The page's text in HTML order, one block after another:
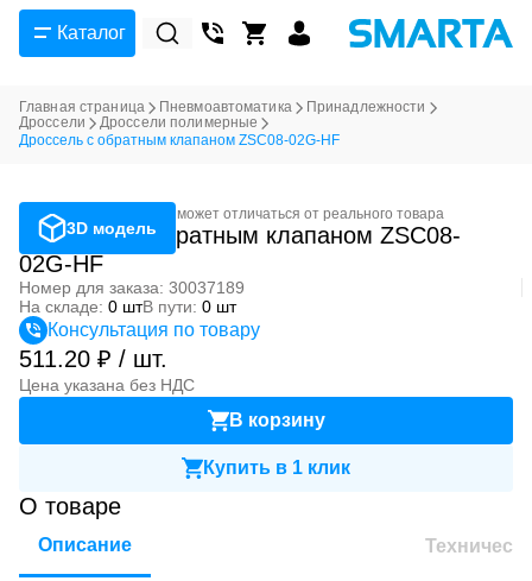
Каталог
Главная страница Пневмоавтоматика
Принадлежности
Дроссели
Дроссели полимерные
Дроссель с обратным клапаном ZSC08-02G-HF
3D модель
Фотография может отличаться от реального товара
Дроссель с обратным клапаном ZSC08-
02G-HF
Номер для заказа: 30037189
На складе: 0 штВ пути: 0 шт
Консультация по товару
511.20 ₽ / шт.
Цена указана без НДС
В корзину
Купить в 1 клик
О товаре
Описание